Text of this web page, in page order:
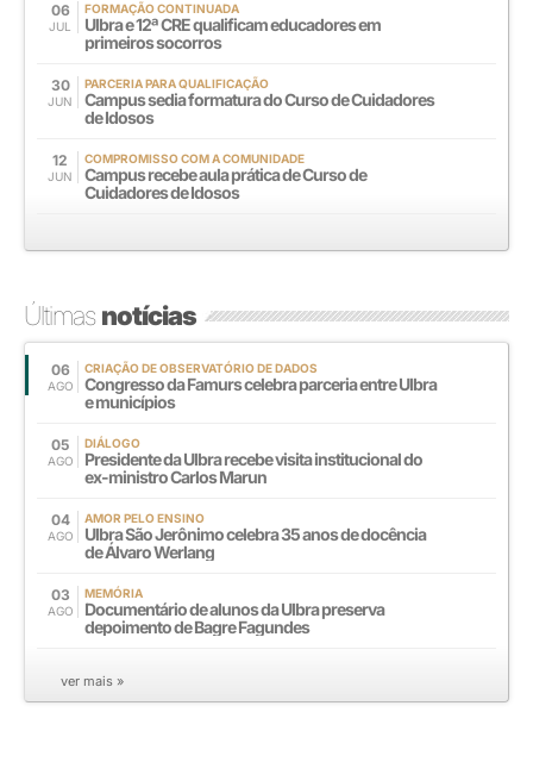
06
JUL
FORMAÇÃO CONTINUADA
Ulbra e 12ª CRE qualificam educadores em
primeiros socorros
30
JUN
PARCERIA PARA QUALIFICAÇÃO
Campus sedia formatura do Curso de Cuidadores
de Idosos
12
JUN
COMPROMISSO COM A COMUNIDADE
Campus recebe aula prática de Curso de
Cuidadores de Idosos
Últimasnotícias
06
AGO
CRIAÇÃO DE OBSERVATÓRIO DE DADOS
Congresso da Famurs celebra parceria entre Ulbra
e municípios
05
AGO
DIÁLOGO
Presidente da Ulbra recebe visita institucional do
ex-ministro Carlos Marun
04
AGO
AMOR PELO ENSINO
Ulbra São Jerônimo celebra 35 anos de docência
de Álvaro Werlang
03
AGO
MEMÓRIA
Documentário de alunos da Ulbra preserva
depoimento de Bagre Fagundes
ver mais »